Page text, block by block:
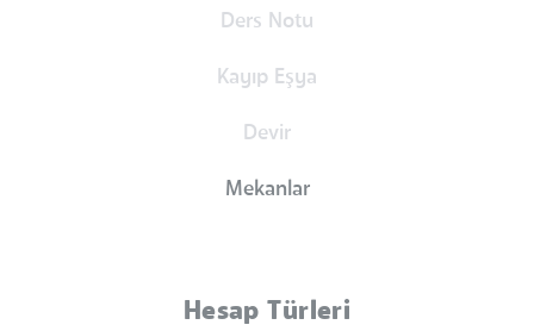
Ders Notu
Kayıp Eşya
Devir
Mekanlar
Hesap Türleri